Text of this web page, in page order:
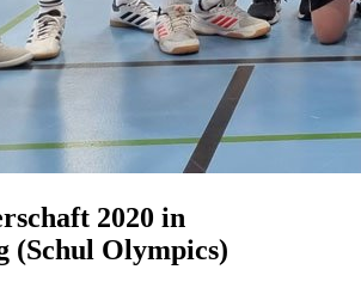
2020 in
(Schul Olympics)